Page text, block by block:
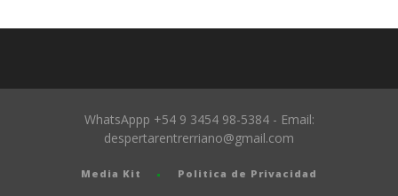
WhatsAppp +54 9 3454 98-5384 - Email:
despertarentrerriano@gmail.com
Media Kit Politica de Privacidad